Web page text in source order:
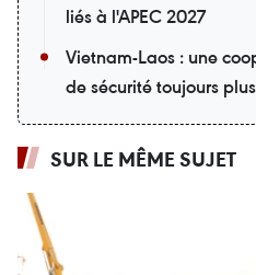
liés à l'APEC 2027
Vietnam-Laos : une
de sécurité toujours
SUR LE MÊME SUJET